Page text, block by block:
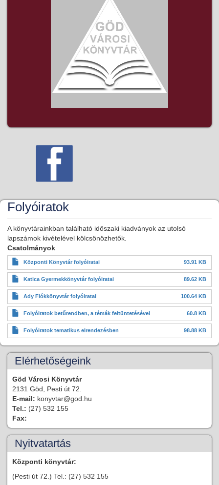
Folyóiratok
A könyvtárainkban található időszaki kiadványok az utolsó
lapszámok kivételével kölcsönözhetők.
Csatolmányok
Központi Könyvtár folyóiratai 93.91 KB
Katica Gyermekkönyvtár folyóiratai 89.62 KB
Ady Fiókkönyvtár folyóiratai 100.64 KB
Folyóiratok betűrendben, a témák feltüntetésével 60.8 KB
Folyóiratok tematikus elrendezésben 98.88 KB
Elérhetőségeink
Göd Városi Könyvtár
2131 Göd, Pesti út 72.
E-mail: konyvtar@god.hu
Tel.: (27) 532 155
Fax:
Nyitvatartás
Központi könyvtár:
(Pesti út 72.) Tel.: (27) 532 155